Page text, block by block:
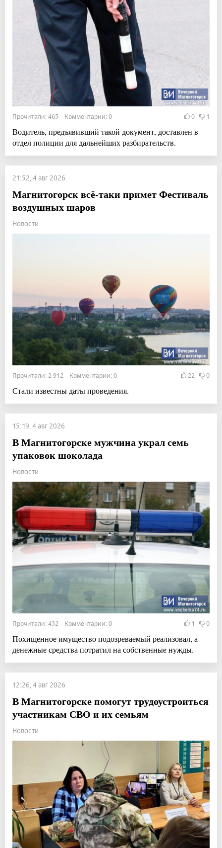
Прочитали: 465 Комментарии: 0 0 1
Водитель, предъявивший такой документ, доставлен в
отдел полиции для дальнейших разбирательств.
21:52, 4 авг 2026
Магнитогорск всё-таки примет Фестиваль
воздушных шаров
Новости
Прочитали: 2 912 Комментарии: 0 22 0
Стали известны даты проведения.
15:19, 4 авг 2026
В Магнитогорске мужчина украл семь
упаковок шоколада
Новости
Прочитали: 432 Комментарии: 0 1 0
Похищенное имущество подозреваемый реализовал, а
денежные средства потратил на собственные нужды.
12:26, 4 авг 2026
В Магнитогорске помогут трудоустроиться
участникам СВО и их семьям
Новости